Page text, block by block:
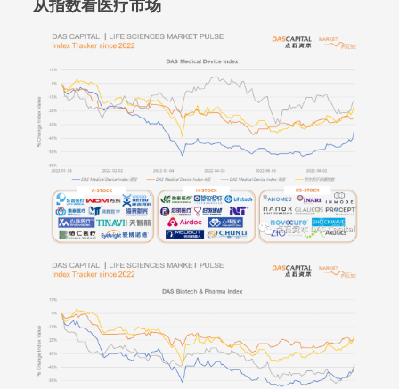
从指数看医疗市场